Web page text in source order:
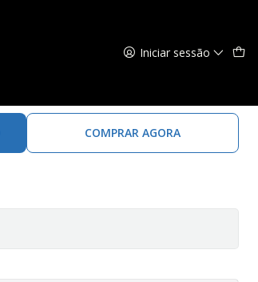
Iniciar sessão
COMPRAR AGORA